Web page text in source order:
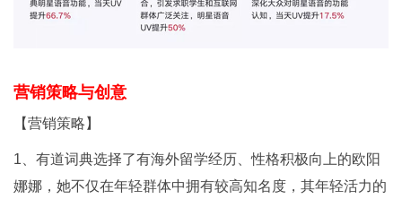
营销策略与创意
【营销策略】
1、有道词典选择了有海外留学经历、性格积极向上的欧阳
娜娜，她不仅在年轻群体中拥有较⾼知名度，其年轻活力的